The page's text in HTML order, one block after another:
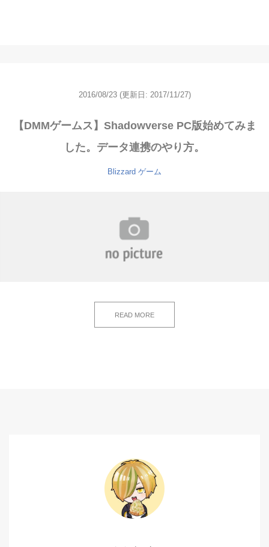
2016/08/23 (更新日: 2017/11/27)
【DMMゲームス】Shadowverse PC版始めてみま
した。データ連携のやり方。
Blizzard ゲーム
READ MORE